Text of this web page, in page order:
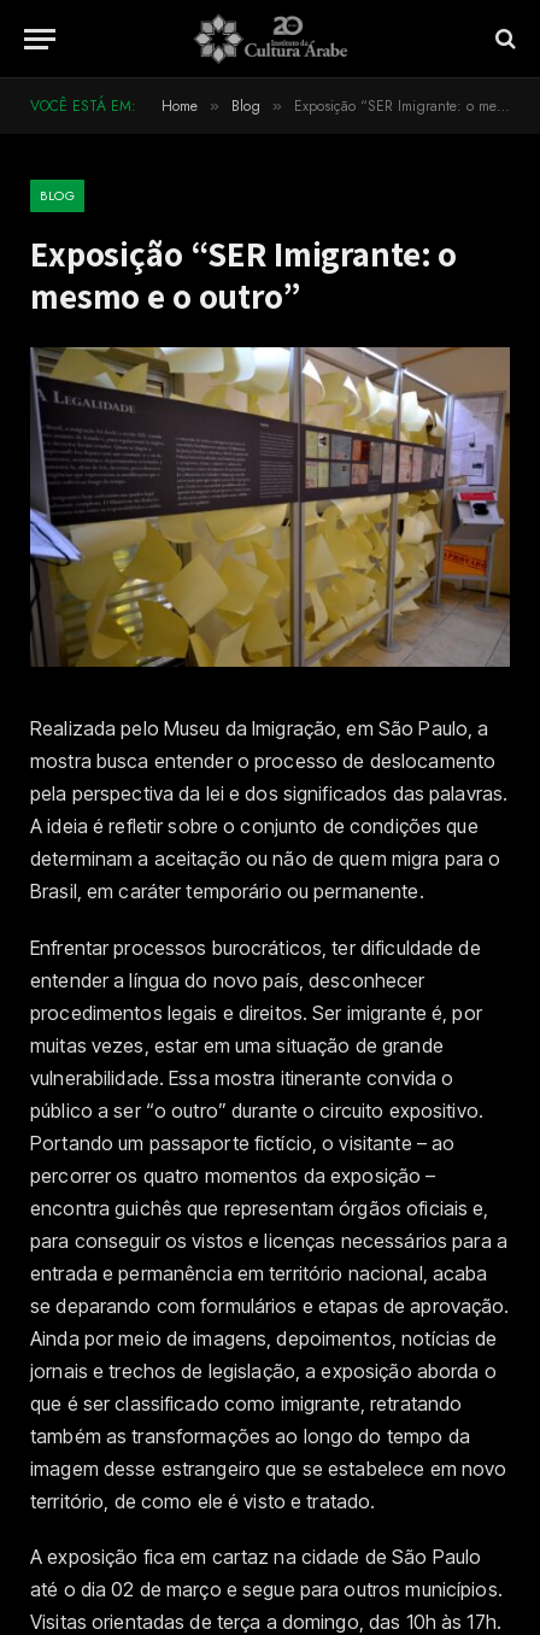
VOCÊ ESTÁ EM: Home » Blog » Exposição “SER Imigrante: o mesmo e o outro”
BLOG
Exposição “SER Imigrante: o
mesmo e o outro”
Realizada pelo Museu da Imigração, em São Paulo, a
mostra busca entender o processo de deslocamento
pela perspectiva da lei e dos significados das palavras.
A ideia é refletir sobre o conjunto de condições que
determinam a aceitação ou não de quem migra para o
Brasil, em caráter temporário ou permanente.
Enfrentar processos burocráticos, ter dificuldade de
entender a língua do novo país, desconhecer
procedimentos legais e direitos. Ser imigrante é, por
muitas vezes, estar em uma situação de grande
vulnerabilidade. Essa mostra itinerante convida o
público a ser “o outro” durante o circuito expositivo.
Portando um passaporte fictício, o visitante – ao
percorrer os quatro momentos da exposição –
encontra guichês que representam órgãos oficiais e,
para conseguir os vistos e licenças necessários para a
entrada e permanência em território nacional, acaba
se deparando com formulários e etapas de aprovação.
Ainda por meio de imagens, depoimentos, notícias de
jornais e trechos de legislação, a exposição aborda o
que é ser classificado como imigrante, retratando
também as transformações ao longo do tempo da
imagem desse estrangeiro que se estabelece em novo
território, de como ele é visto e tratado.
A exposição fica em cartaz na cidade de São Paulo
até o dia 02 de março e segue para outros municípios.
Visitas orientadas de terça a domingo, das 10h às 17h.